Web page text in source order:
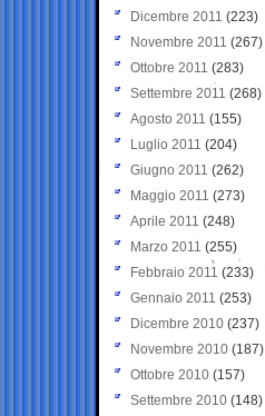
Dicembre 2011 (223)
Novembre 2011 (267)
Ottobre 2011 (283)
Settembre 2011 (268)
Agosto 2011 (155)
Luglio 2011 (204)
Giugno 2011 (262)
Maggio 2011 (273)
Aprile 2011 (248)
Marzo 2011 (255)
Febbraio 2011 (233)
Gennaio 2011 (253)
Dicembre 2010 (237)
Novembre 2010 (187)
Ottobre 2010 (157)
Settembre 2010 (148)